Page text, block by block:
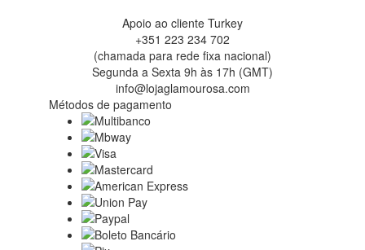
Apoio ao cliente Turkey
+351 223 234 702
(chamada para rede fixa nacional)
Segunda a Sexta 9h às 17h (GMT)
info@lojaglamourosa.com
Métodos de pagamento